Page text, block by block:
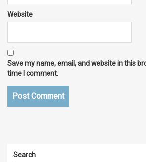
Website
Save my name, email, and website in this
time I comment.
Search